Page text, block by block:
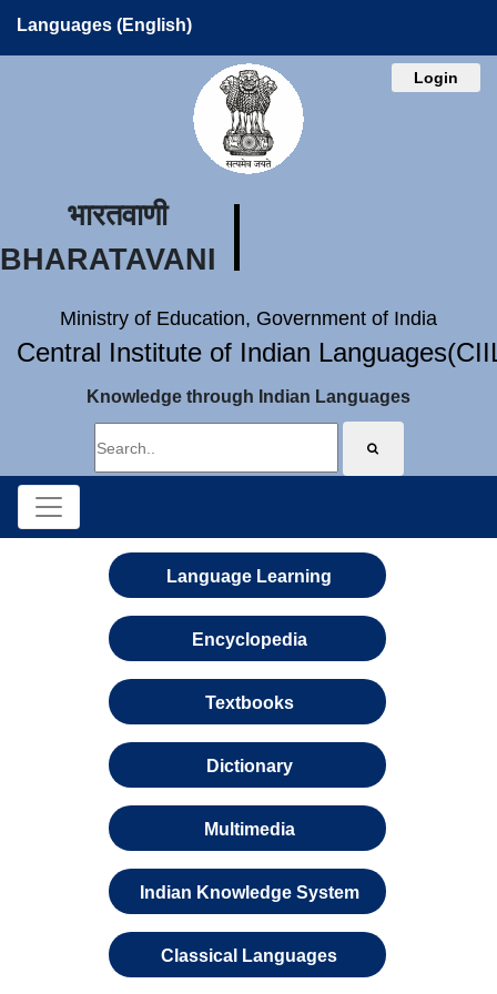
Languages (English)
Login
भारतवाणी
BHARATAVANI
Ministry of Education, Government of India
Central Institute of Indian
Knowledge through Indian Languages
Language Learning
Encyclopedia
Textbooks
Dictionary
Multimedia
Indian Knowledge System
Classical Languages